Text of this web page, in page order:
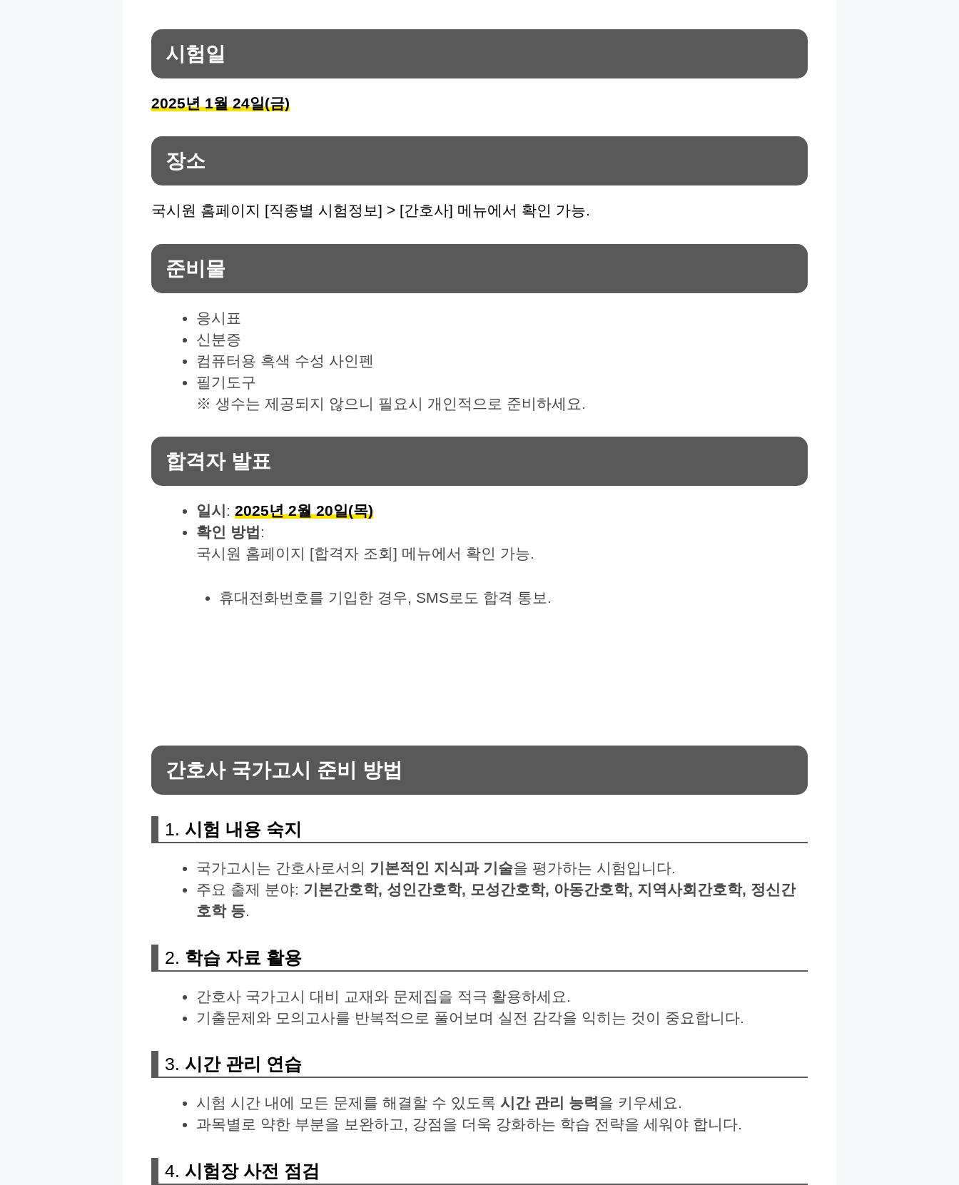
시험일
2025년 1월 24일(금)
장소
국시원 홈페이지 [직종별 시험정보] > [간호사] 메뉴에서 확인 가능.
준비물
응시표
신분증
컴퓨터용 흑색 수성 사인펜
필기도구
※ 생수는 제공되지 않으니 필요시 개인적으로 준비하세요.
합격자 발표
일시 : 2025년 2월 20일(목)
확인 방법 :
국시원 홈페이지 [합격자 조회] 메뉴에서 확인 가능.
휴대전화번호를 기입한 경우, SMS로도 합격 통보.
간호사 국가고시 준비 방법
1. 시험 내용 숙지
국가고시는 간호사로서의 기본적인 지식과 기술을 평가하는 시험입니다.
주요 출제 분야: 기본간호학, 성인간호학, 모성간호학, 아동간호학, 지역사회간호학, 정신간
호학 등.
2. 학습 자료 활용
간호사 국가고시 대비 교재와 문제집을 적극 활용하세요.
기출문제와 모의고사를 반복적으로 풀어보며 실전 감각을 익히는 것이 중요합니다.
3. 시간 관리 연습
시험 시간 내에 모든 문제를 해결할 수 있도록 시간 관리 능력 을 키우세요.
과목별로 약한 부분을 보완하고, 강점을 더욱 강화하는 학습 전략을 세워야 합니다.
4. 시험장 사전 점검